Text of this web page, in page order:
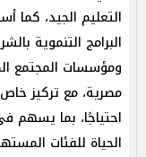
التعليم الجيد،
البرامج التنموية
مصرية، مع تركيز خاص
احتياجًا، بما يسهم
الحياة للفئات